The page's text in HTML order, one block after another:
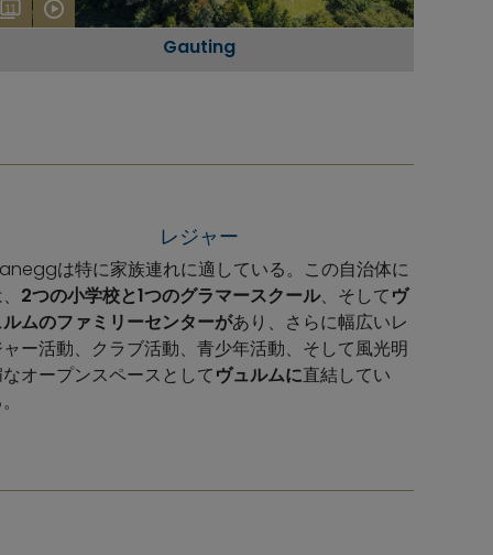
11
Gauting
レジャー
は特に家族連れに適している。この自治体に
2つの小学校と1つのグラマースクール、そしてヴ
ムのファミリーセンターがあり、さらに幅広いレ
ー活動、クラブ活動、青少年活動、そして風光明
オープンスペースとしてヴュルムに直結してい